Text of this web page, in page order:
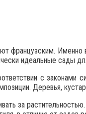
французским. Именно
идеальные сады
с законами
Деревья,
за